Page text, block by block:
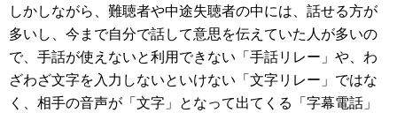
しかしながら、難聴者や中途失聴者の中には、話せる方が
多いし、今まで自分で話して意思を伝えていた人が多いの
で、手話が使えないと利用できない「手話リレー」や、わ
ざわざ文字を入力しないといけない「文字リレー」ではな
く、相手の音声が「文字」となって出てくる「字幕電話」